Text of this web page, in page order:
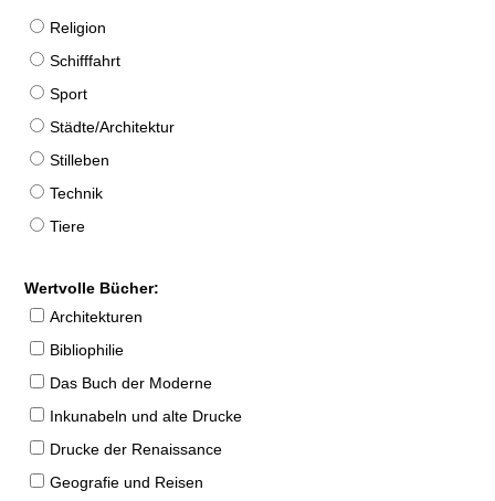
Religion
Schifffahrt
Sport
Städte/Architektur
Stilleben
Technik
Tiere
Wertvolle Bücher:
Architekturen
Bibliophilie
Das Buch der Moderne
Inkunabeln und alte Drucke
Drucke der Renaissance
Geografie und Reisen